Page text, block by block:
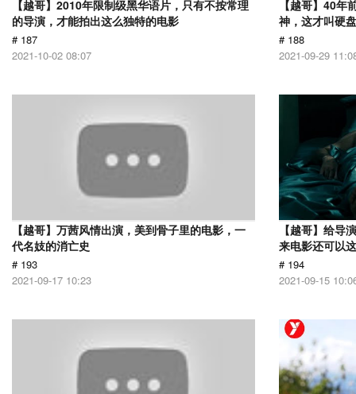
【越哥】2010年限制级黑华语片，只有不按常理
的导演，才能拍出这么独特的电影
# 187
2021-10-02 08:07
【越哥】40
神，这才叫硬
# 188
2021-09-29
【越哥】万茜风情出演，美到骨子里的电影，一
代名妓的消亡史
# 193
2021-09-17 10:23
【越哥】给导
来电影还可以
# 194
2021-09-15